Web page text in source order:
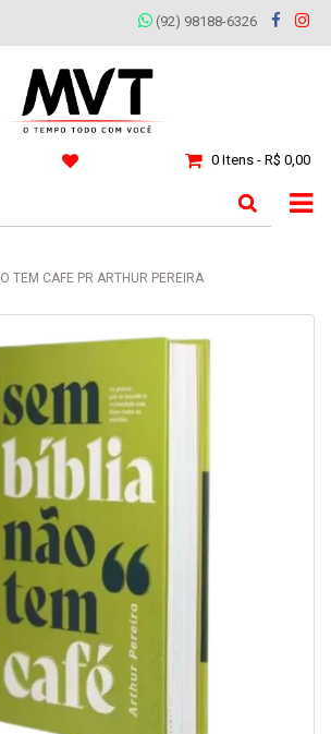
(92) 98188-6326
0 Itens - R$ 0,00
TEM CAFE PR ARTHUR PEREIRA